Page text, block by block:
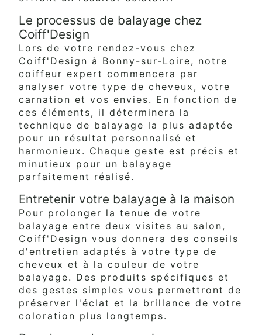
Le processus de balayage chez
Coiff'Design
Lors de votre rendez-vous chez
Coiff'Design à Bonny-sur-Loire, notre
coiffeur expert commencera par
analyser votre type de cheveux, votre
carnation et vos envies. En fonction de
ces éléments, il déterminera la
technique de balayage la plus adaptée
pour un résultat personnalisé et
harmonieux. Chaque geste est précis et
minutieux pour un balayage
parfaitement réalisé.
Entretenir votre balayage à la maison
Pour prolonger la tenue de votre
balayage entre deux visites au salon,
Coiff'Design vous donnera des conseils
d'entretien adaptés à votre type de
cheveux et à la couleur de votre
balayage. Des produits spécifiques et
des gestes simples vous permettront de
préserver l'éclat et la brillance de votre
coloration plus longtemps.